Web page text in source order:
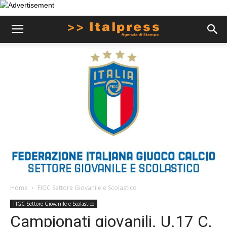
Home FIGC Settore Giovanile e Scolastico
FIGC Settore Giovanile e Scolastico
Campionati giovanili. U.17 C,